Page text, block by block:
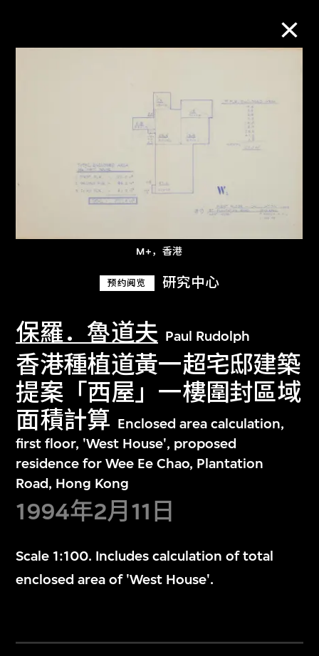
M+，香港
预约阅览 研究中心
保羅．魯道夫 Paul Rudolph
香港種植道黃一超宅邸建築
提案「西屋」一樓圍封區域
面積計算 Enclosed area calculation,
first floor, 'West House', proposed
residence for Wee Ee Chao, Plantation
Road, Hong Kong
1994年2月11日
Scale 1:100. Includes calculation of total
enclosed area of 'West House'.
文化藏品。